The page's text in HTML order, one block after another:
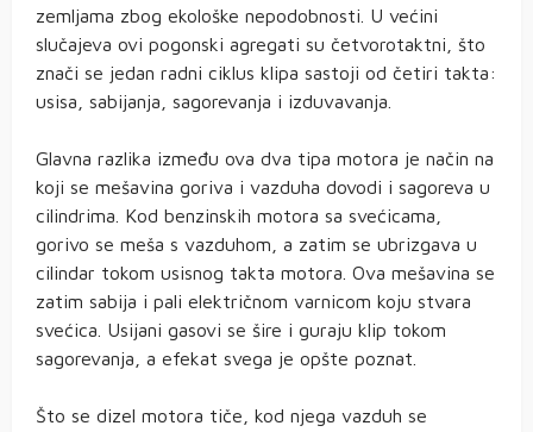
zemljama zbog ekološke nepodobnosti. U većini
slučajeva ovi pogonski agregati su četvorotaktni, što
znači se jedan radni ciklus klipa sastoji od četiri takta:
usisa, sabijanja, sagorevanja i izduvavanja.
Glavna razlika između ova dva tipa motora je način na
koji se mešavina goriva i vazduha dovodi i sagoreva u
cilindrima. Kod benzinskih motora sa svećicama,
gorivo se meša s vazduhom, a zatim se ubrizgava u
cilindar tokom usisnog takta motora. Ova mešavina se
zatim sabija i pali električnom varnicom koju stvara
svećica. Usijani gasovi se šire i guraju klip tokom
sagorevanja, a efekat svega je opšte poznat.
Što se dizel motora tiče, kod njega vazduh se